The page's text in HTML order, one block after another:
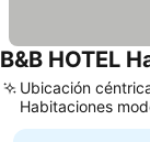
B&B HOTEL
Ubicación
Habitaciones
TV